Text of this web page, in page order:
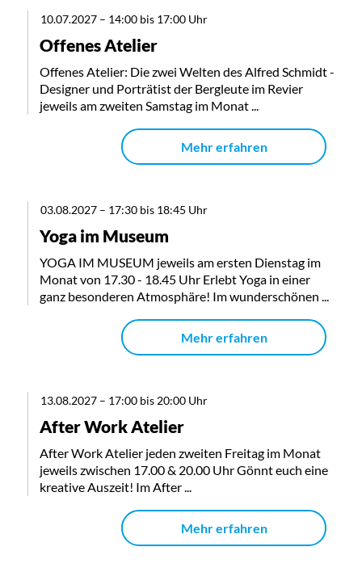
10.07.2027 – 14:00 bis 17:00 Uhr
Offenes Atelier
Offenes Atelier: Die zwei Welten des Alfred Schmidt -
Designer und Porträtist der Bergleute im Revier
jeweils am zweiten Samstag im Monat ...
Mehr erfahren
03.08.2027 – 17:30 bis 18:45 Uhr
Yoga im Museum
YOGA IM MUSEUM jeweils am ersten Dienstag im
Monat von 17.30 - 18.45 Uhr Erlebt Yoga in einer
ganz besonderen Atmosphäre! Im wunderschönen ...
Mehr erfahren
13.08.2027 – 17:00 bis 20:00 Uhr
After Work Atelier
After Work Atelier jeden zweiten Freitag im Monat
jeweils zwischen 17.00 & 20.00 Uhr Gönnt euch eine
kreative Auszeit! Im After ...
Mehr erfahren